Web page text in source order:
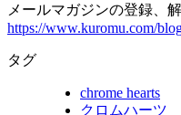
メールマガジンの登録、
https://www.kuromu.com/
タグ
chrome hearts
クロムハーツ